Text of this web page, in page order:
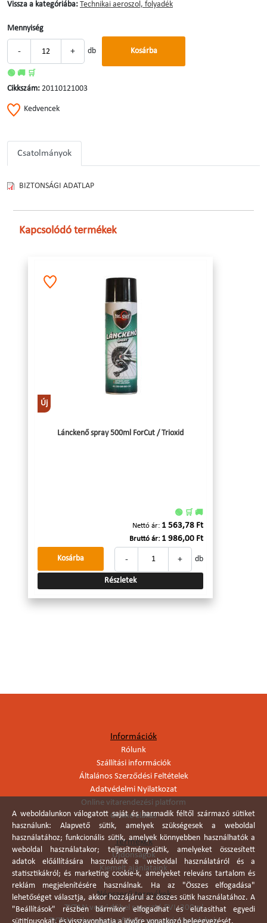
Vissza a kategóriába: Technikai aeroszol, folyadék
Mennyiség
- + db Kosárba
🟢 🚚 🛒
Cikkszám: 20110121003
Kedvencek
Csatolmányok
BIZTONSÁGI ADATLAP
Kapcsolódó termékek
Új
Lánckenő spray 500ml ForCut / Trioxid
🟢 🛒 🚚
Nettó ár: 1 563,78 Ft
Bruttó ár: 1 986,00 Ft
- + db
Kosárba
Részletek
Információk
Rólunk
Szállítási információk
Általános Szerződési Feltételek
Adatvédelmi Nyilatkozat
Online vitarendezési platform
Online elállás
Termékek
Újdonságok
Kiemelt ajánlataink
Népszerű termékek
TYTAN vegyi dübel ragasztó EVI. 300ml
TYTAN vékonyágyas falazó ragasztó pisztolyhab
A weboldalunkon válogatott saját és harmadik féltől származó sütiket
használunk: Alapvető sütik, amelyek szükségesek a weboldal
használatához; funkcionális sütik, amelyek könnyebben használhatók a
weboldal használatakor; teljesítmény-sütik, amelyeket összesített
adatok előállítására használunk a weboldal használatáról és a
statisztikákról; és marketing cookie-k, amelyeket releváns tartalom és
reklám megjelenítésére használnak. Ha az "Összes elfogadása"
lehetőséget választja, akkor hozzájárul az összes sütik használatához. A
"Beállítások" részben bármikor elfogadhat és elutasíthat egyedi